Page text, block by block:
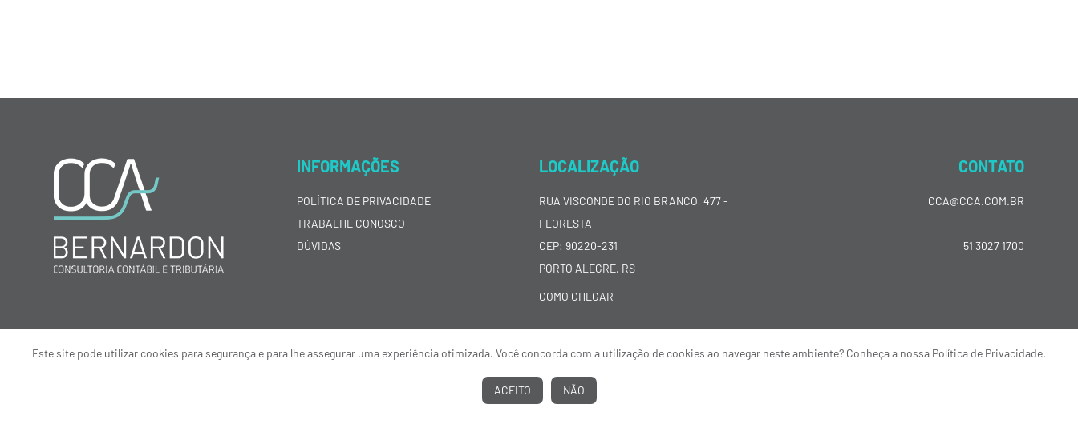
INFORMAÇÕES
POLÍTICA DE PRIVACIDADE
TRABALHE CONOSCO
DÚVIDAS
LOCALIZAÇÃO
RUA VISCONDE DO RIO BRANCO, 477 -
FLORESTA
CEP: 90220-231
PORTO ALEGRE, RS
COMO CHEGAR
CONTATO
CCA@CCA.COM.BR
51 3027 1700
Este site pode utilizar cookies para segurança e para lhe assegurar uma experiência otimizada. Você concorda com a utilização de cookies ao navegar neste ambiente? Conheça a nossa Política de Privacidade.
ACEITO NÃO